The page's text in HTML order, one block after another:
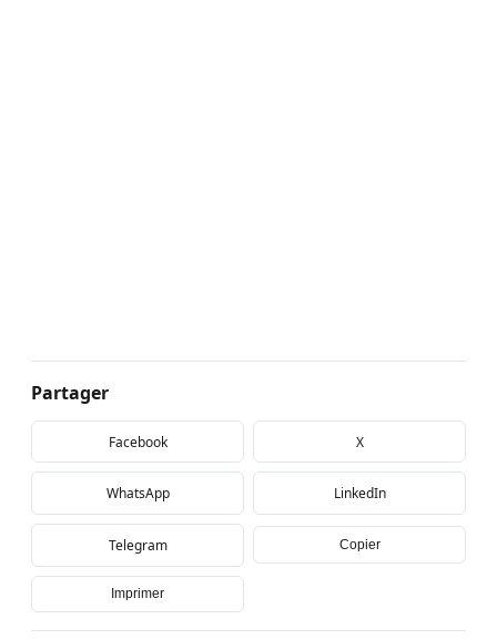
Partager
Facebook X
WhatsApp LinkedIn
Telegram Copier
Imprimer